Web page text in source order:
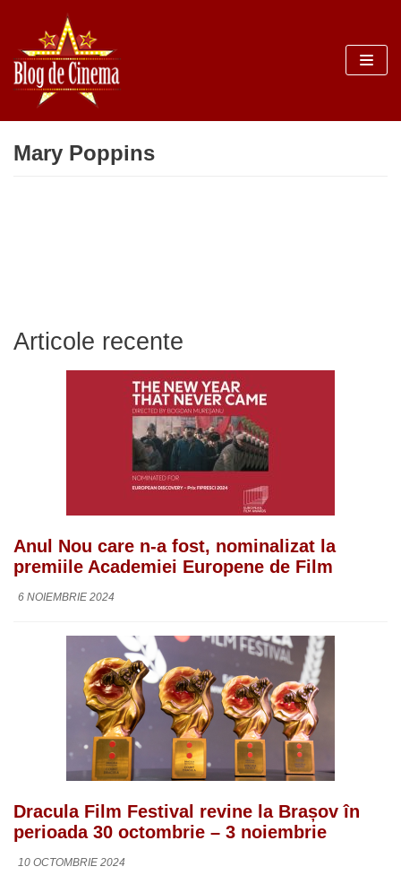
Sari
la
conținut
Mary Poppins
Articole recente
Anul Nou care n-a fost, nominalizat la
premiile Academiei Europene de Film
6 NOIEMBRIE 2024
Dracula Film Festival revine la Brașov în
perioada 30 octombrie – 3 noiembrie
10 OCTOMBRIE 2024